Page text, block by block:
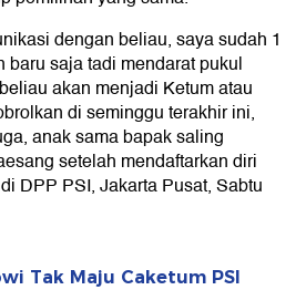
dengan beliau, saya sudah 1
saja tadi mendarat pukul
akan menjadi Ketum atau
di seminggu terakhir ini,
anak sama bapak saling
setelah mendaftarkan diri
DPP PSI, Jakarta Pusat, Sabtu
Tak Maju Caketum PSI